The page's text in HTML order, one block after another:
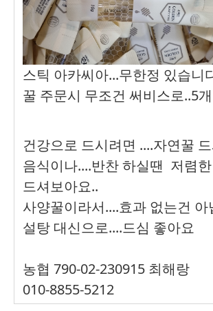
스틱 아카씨아...무한정 있습니
꿀 주문시 무조건 써비스로..5
건강으로 드시려면 ....자연꿀
음식이나....반찬 하실땐 저렴
드셔보아요..
사양꿀이라서....효과 없는건 아
설탕 대신으로....드심 좋아요
농협 790-02-230915 최해랑
010-8855-5212